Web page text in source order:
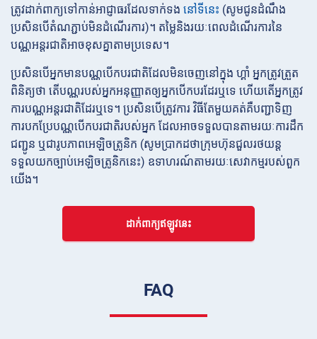
ត្រូវដាក់ពាក្យទៅកាន់អាជ្ញាធរដែលទាក់ទង នៅទីនេះ (សូមជូនដំណឹង
ប្រសិនបើតំណភ្ជាប់មិនដំណើរការ)។ តម្លៃនិងរយៈពេលដំណើរការនៃ
បណ្ណអន្ដរជាតិអាចខុសគ្នាតាមប្រទេស។
ប្រសិនបើអ្នកមានបណ្ណបើកបរជាតិដែលមិនចេញនៅក្នុង ហ្គាំ អ្នកត្រូវត្រួត
ពិនិត្យថា តើបណ្ណរបស់អ្នកអនុញ្ញាតឲ្យអ្នកបើកបរដែរឬទេ ហើយតើអ្នកត្រូវ
ការបណ្ណអន្ដរជាតិដែរឬទេ។ ប្រសិនបើត្រូវការ វិធីតែមួយគត់គឺបញ្ជាទិញ
ការបកប្រែបណ្ណបើកបរជាតិរបស់អ្នក ដែលអាចទទួលបានតាមរយៈការដឹក
ជញ្ជូន ឬជារូបភាពអេឡិចត្រូនិក (សូមប្រាកដថាក្រុមហ៊ុនជួលរថយន្ត
ទទួលយកច្បាប់អេឡិចត្រូនិកនេះ) ឧទាហរណ៍តាមរយៈសេវាកម្មរបស់ពួក
យើង។
ដាក់ពាក្យឥឡូវនេះ
FAQ